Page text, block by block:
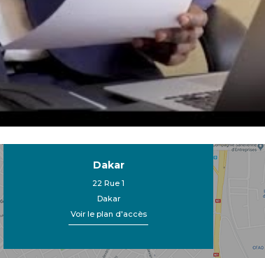
Dakar
22 Rue 1
Dakar
Voir le plan d'accès